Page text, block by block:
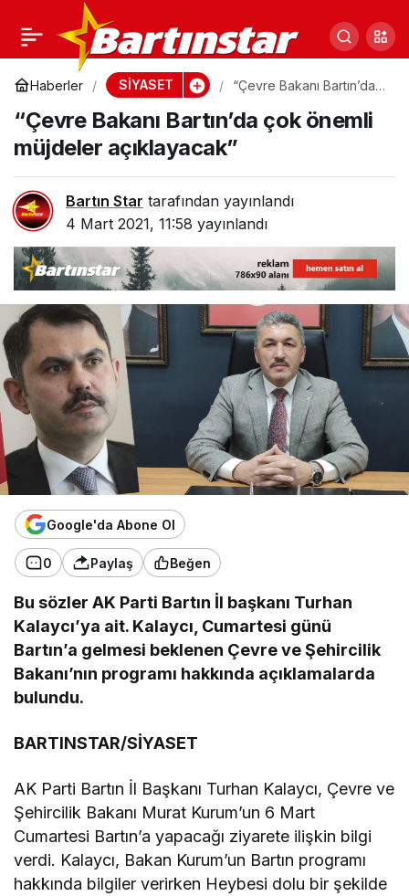
Haberler SİYASET
“Çevre Bakanı Bartın’da
açıklayacak”
“Çevre Bakanı Bartın’da çok önemli
müjdeler açıklayacak”
Bartın Star tarafından yayınlandı
4 Mart 2021, 11:58 yayınlandı
Google'da Abone Ol
0 Paylaş Beğen
Bu sözler AK Parti Bartın İl başkanı Turhan
Kalaycı’ya ait. Kalaycı, Cumartesi günü
Bartın’a gelmesi beklenen Çevre ve Şehircilik
Bakanı’nın programı hakkında açıklamalarda
bulundu.
BARTINSTAR/SİYASET
AK Parti Bartın İl Başkanı Turhan Kalaycı, Çevre ve
Şehircilik Bakanı Murat Kurum’un 6 Mart
Cumartesi Bartın’a yapacağı ziyarete ilişkin bilgi
verdi. Kalaycı, Bakan Kurum’un Bartın programı
hakkında bilgiler verirken Heybesi dolu bir şekilde
Aysu Bankoğlu’ndan
bakana soru önergesi!
Öğrenciler EBA’ya
girememişken…
0 Paylaş